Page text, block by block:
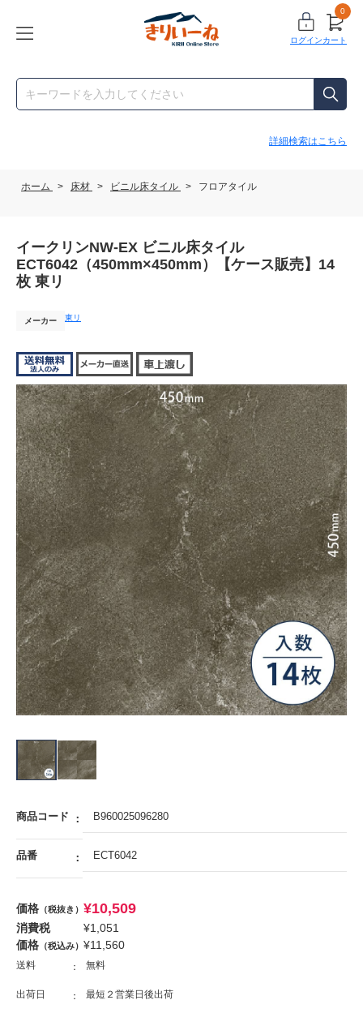
ログイン
0
カート
詳細検索はこちら
ホーム > 床材 > ビニル床タイル > フロアタイル
イークリンNW-EX ビニル床タイル
ECT6042（450mm×450mm）【ケース販売】14
枚 東リ
メーカー 東リ
商品コード B960025096280
品番 ECT6042
価格 （税抜き） ¥10,509
消費税 ¥1,051
価格 （税込み） ¥11,560
送料 無料
出荷日 最短２営業日後出荷